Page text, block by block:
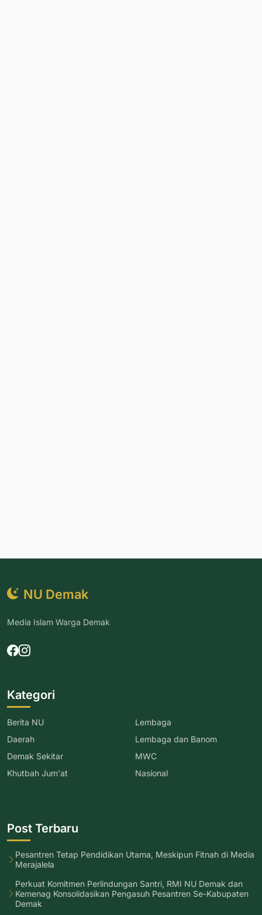
NU Demak
Media Islam Warga Demak
Kategori
Berita NU
Daerah
Demak Sekitar
Khutbah Jum'at
Lembaga
Lembaga dan Banom
MWC
Nasional
Post Terbaru
Pesantren Tetap Pendidikan Utama, Meskipun Fitnah di Media
Merajalela
Perkuat Komitmen Perlindungan Santri, RMI NU Demak dan
Kemenag Konsolidasikan Pengasuh Pesantren Se-Kabupaten
Demak